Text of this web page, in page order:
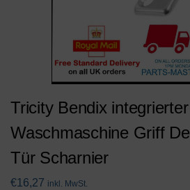
Tricity Bendix integrierter
Waschmaschine Griff
Tür Scharnier
€16,27 inkl. MwSt.